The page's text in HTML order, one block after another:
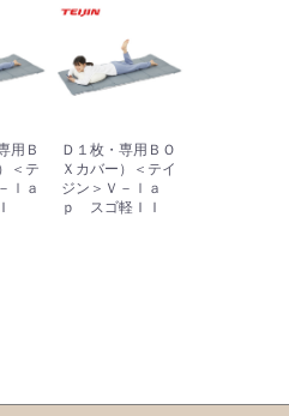
用Ｂ
＜テ
ｌａ
Ｄ１枚・専用ＢＯ
Ｘカバー）＜テイ
ジン＞Ｖ－ｌａ
ｐ スゴ軽ＩＩ